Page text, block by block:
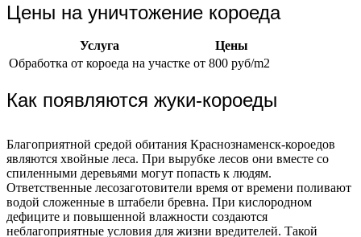
Цены на уничтожение короеда
Услуга
Цены
Обработка от короеда на участке от 800 руб/m2
Как появляются жуки-короеды
Благоприятной средой обитания Краснознаменск-короедов
являются хвойные леса. При вырубке лесов они вместе со
спиленными деревьями могут попасть к людям.
Ответственные лесозаготовители время от времени поливают
водой сложенные в штабели бревна. При кислородном
дефиците и повышенной влажности создаются
неблагоприятные условия для жизни вредителей. Такой